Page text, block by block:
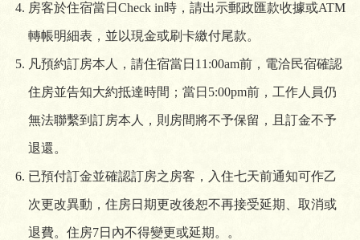
房客於住宿當日Check in時，請出示郵政匯款收據或ATM
轉帳明細表，並以現金或刷卡繳付尾款。
凡預約訂房本人，請住宿當日11:00am前，電洽民宿確認
住房並告知大約抵達時間；當日5:00pm前，工作人員仍
無法聯繫到訂房本人，則房間將不予保留，且訂金不予
退還。
已預付訂金並確認訂房之房客，入住七天前通知可作乙
次更改異動，住房日期更改後恕不再接受延期、取消或
退費。住房7日內不得變更或延期。。